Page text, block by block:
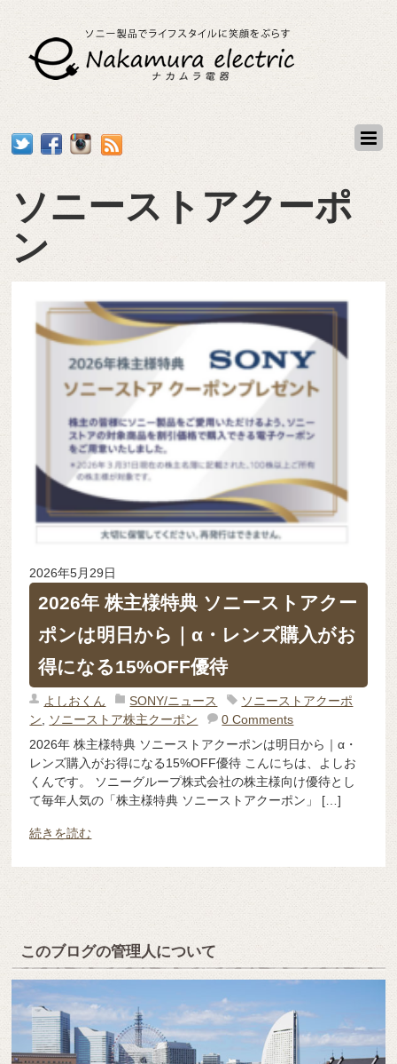
ソニーストアクーポ
ン
2026年5月29日
2026年 株主様特典 ソニーストアクー
ポンは明日から｜α・レンズ購入がお
得になる15%OFF優待
よしおくん SONY/ニュース
ソニーストアクーポ
ン
ソニーストア株主クーポン
0 Comments
2026年 株主様特典 ソニーストアクーポンは明日から｜α・
レンズ購入がお得になる15%OFF優待 こんにちは、よしお
くんです。 ソニーグループ株式会社の株主様向け優待とし
て毎年人気の「株主様特典 ソニーストアクーポン」 […]
続きを読む
このブログの管理人について